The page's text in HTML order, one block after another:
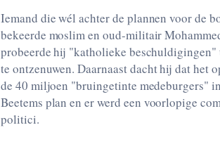
Iemand die wél achter de plannen voor de
bekeerde moslim en oud-militair
probeerde hij "katholieke beschuldigingen"
te ontzenuwen. Daarnaast dacht hij dat het
de 40 miljoen "bruingetinte medeburgers"
Beetems plan en er werd een voorlopige
politici.